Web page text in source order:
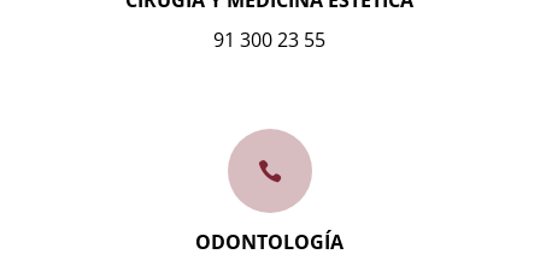
91 300 23 55

ODONTOLOGÍA